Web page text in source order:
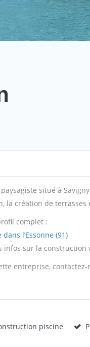
situé à
la création de
complet :
l’Essonne (91)
infos sur la construction
entreprise, contactez-
piscine